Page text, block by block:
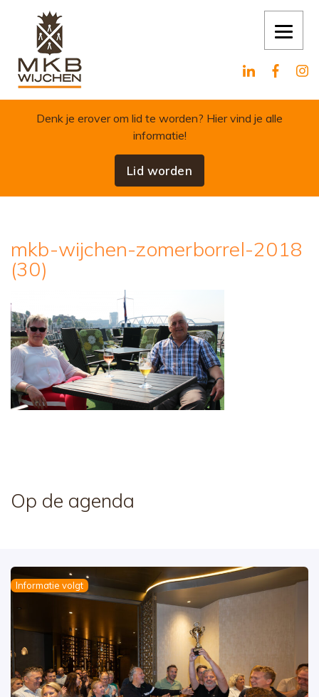
Skip to content
Denk je erover om lid te worden? Hier vind je alle
informatie!
Lid worden
mkb-wijchen-zomerborrel-2018
(30)
Op de agenda
Informatie volgt